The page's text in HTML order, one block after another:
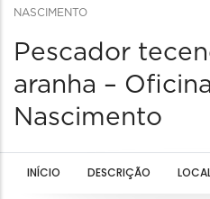
NASCIMENTO
Pescador
aranha –
Nascimento
INÍCIO DESCRIÇÃO